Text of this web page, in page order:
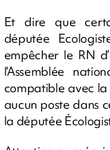
Et dire que
députée
empêcher le RN
l’Assemblée
compatible avec
aucun poste dans
la députée